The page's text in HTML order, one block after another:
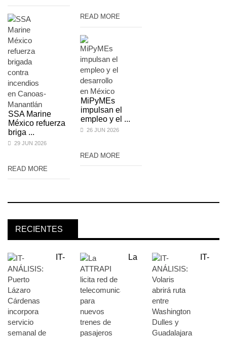
SSA Marine
México refuerza
briga ...
29 JUN 2026
READ MORE
READ MORE
MiPyMEs
impulsan el
empleo y el ...
26 JUN 2026
READ MORE
RECIENTES
IT- La IT-